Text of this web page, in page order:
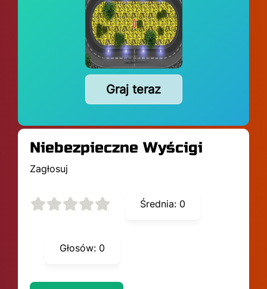
Graj teraz
Niebezpieczne Wyścigi
Zagłosuj
Średnia: 0
Głosów: 0